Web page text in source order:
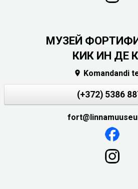
МУЗЕЙ
КИК ИН ДЕ
 Komandandi
(+372) 5386